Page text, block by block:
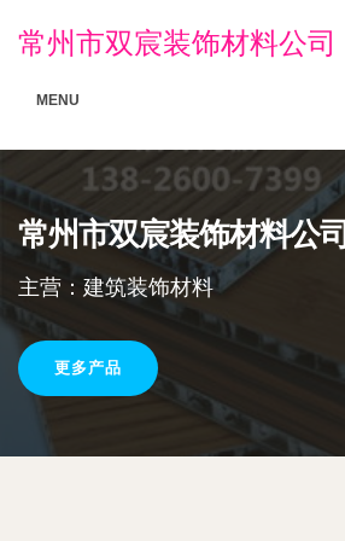
常州市双宸装饰材料公司
MENU
常州市双宸装饰材料公司
主营：建筑装饰材料
更多产品